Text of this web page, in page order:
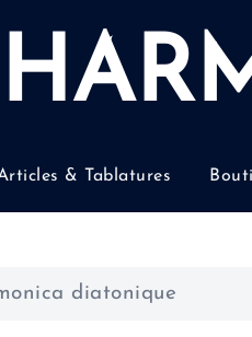
& Tablatures
diatonique